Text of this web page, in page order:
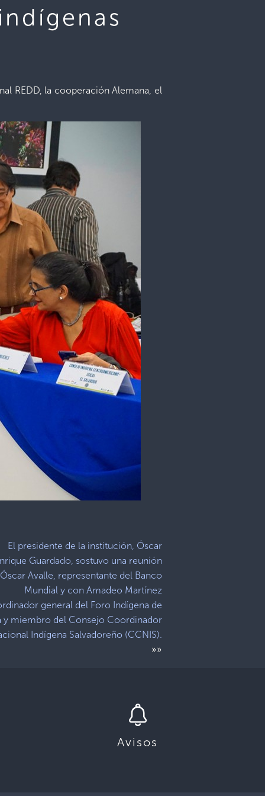
REDD, la cooperación Alemana, el
El presidente de la institución, Óscar
Guardado, sostuvo una reunión
Avalle, representante del Banco
Mundial y con Amadeo Martínez
general del Foro Indígena de
y miembro del Consejo Coordinador
Indígena Salvadoreño (CCNIS).
»»
Avisos